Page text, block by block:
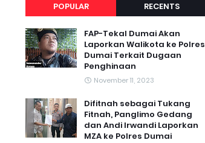
POPULAR RECENTS
FAP-Tekal Dumai Akan
Laporkan Walikota ke Polres
Dumai Terkait Dugaan
Penghinaan
November 11, 2023
Difitnah sebagai Tukang
Fitnah, Panglimo Gedang
dan Andi Irwandi Laporkan
MZA ke Polres Dumai